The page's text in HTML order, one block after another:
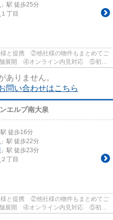
」駅 徒歩25分
１丁目
様と提携 ②他社様の物件もまとめてご
展開 ④オンライン内見対応 ⑤初期
ありません。
問い合わせはこちら
エルブ南大泉
駅 徒歩16分
」駅 徒歩22分
」駅 徒歩23分
２丁目
様と提携 ②他社様の物件もまとめてご
展開 ④オンライン内見対応 ⑤初期